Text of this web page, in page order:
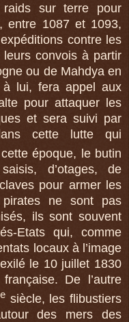
raids sur terre pour
entre 1087 et 1093,
contre les
convois à partir
ou de Mahdya en
à lui, fera appel aux
pour attaquer les
et sera suivi par
cette lutte qui
époque, le butin
d’otages, de
pour armer les
ne sont pas
ils sont souvent
Etats qui, comme
locaux à l’image
le 10 juillet 1830
De l’autre
siècle, les flibustiers
des mers des